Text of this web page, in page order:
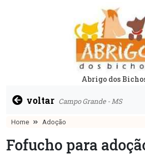
Abrigo dos
voltar Campo Grande - MS
Home Adoção
Fofucho para